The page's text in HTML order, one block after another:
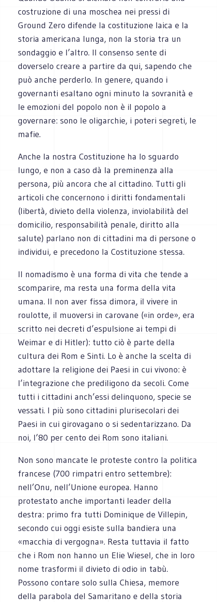
costruzione di una moschea nei pressi di
Ground Zero difende la costituzione laica e la
storia americana lunga, non la storia tra un
sondaggio e l’altro. Il consenso sente di
doverselo creare a partire da qui, sapendo che
può anche perderlo. In genere, quando i
governanti esaltano ogni minuto la sovranità e
le emozioni del popolo non è il popolo a
governare: sono le oligarchie, i poteri segreti, le
mafie.
Anche la nostra Costituzione ha lo sguardo
lungo, e non a caso dà la preminenza alla
persona, più ancora che al cittadino. Tutti gli
articoli che concernono i diritti fondamentali
(libertà, divieto della violenza, inviolabilità del
domicilio, responsabilità penale, diritto alla
salute) parlano non di cittadini ma di persone o
individui, e precedono la Costituzione stessa.
Il nomadismo è una forma di vita che tende a
scomparire, ma resta una forma della vita
umana. Il non aver fissa dimora, il vivere in
roulotte, il muoversi in carovane («in orde», era
scritto nei decreti d’espulsione ai tempi di
Weimar e di Hitler): tutto ciò è parte della
cultura dei Rom e Sinti. Lo è anche la scelta di
adottare la religione dei Paesi in cui vivono: è
l’integrazione che prediligono da secoli. Come
tutti i cittadini anch’essi delinquono, specie se
vessati. I più sono cittadini plurisecolari dei
Paesi in cui girovagano o si sedentarizzano. Da
noi, l’80 per cento dei Rom sono italiani.
Non sono mancate le proteste contro la politica
francese (700 rimpatri entro settembre):
nell’Onu, nell’Unione europea. Hanno
protestato anche importanti leader della
destra: primo fra tutti Dominique de Villepin,
secondo cui oggi esiste sulla bandiera una
«macchia di vergogna». Resta tuttavia il fatto
che i Rom non hanno un Elie Wiesel, che in loro
nome trasformi il divieto di odio in tabù.
Possono contare solo sulla Chiesa, memore
della parabola del Samaritano e della storia